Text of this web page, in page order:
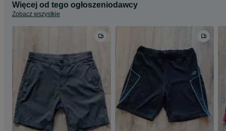
Więcej od tego ogłoszeniodawcy
Zobacz wszystkie